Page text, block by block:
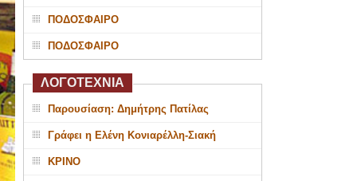
ΠΟΔΟΣΦΑΙΡΟ
ΠΟΔΟΣΦΑΙΡΟ
ΛΟΓΟΤΕΧΝΙΑ
Παρουσίαση: Δημήτρης Πατίλας
Γράφει η Ελένη Κονιαρέλλη-Σιακή
ΚΡΙΝΟ